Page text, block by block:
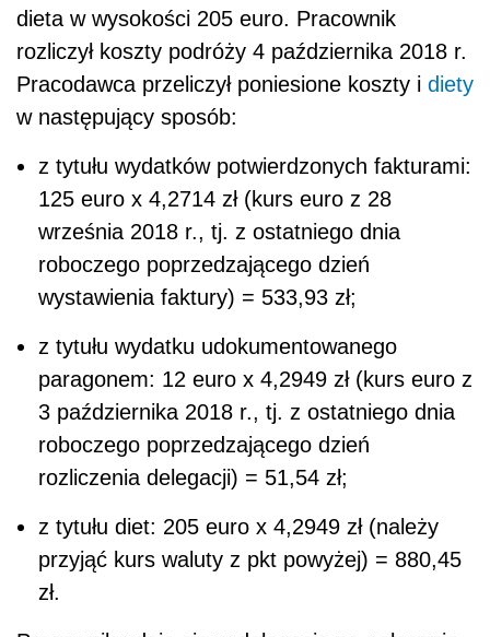
dieta w wysokości 205 euro. Pracownik
rozliczył koszty podróży 4 października 2018 r.
Pracodawca przeliczył poniesione koszty i diety
w następujący sposób:
z tytułu wydatków potwierdzonych fakturami:
125 euro x 4,2714 zł (kurs euro z 28
września 2018 r., tj. z ostatniego dnia
roboczego poprzedzającego dzień
wystawienia faktury) = 533,93 zł;
z tytułu wydatku udokumentowanego
paragonem: 12 euro x 4,2949 zł (kurs euro z
3 października 2018 r., tj. z ostatniego dnia
roboczego poprzedzającego dzień
rozliczenia delegacji) = 51,54 zł;
z tytułu diet: 205 euro x 4,2949 zł (należy
przyjąć kurs waluty z pkt powyżej) = 880,45
zł.